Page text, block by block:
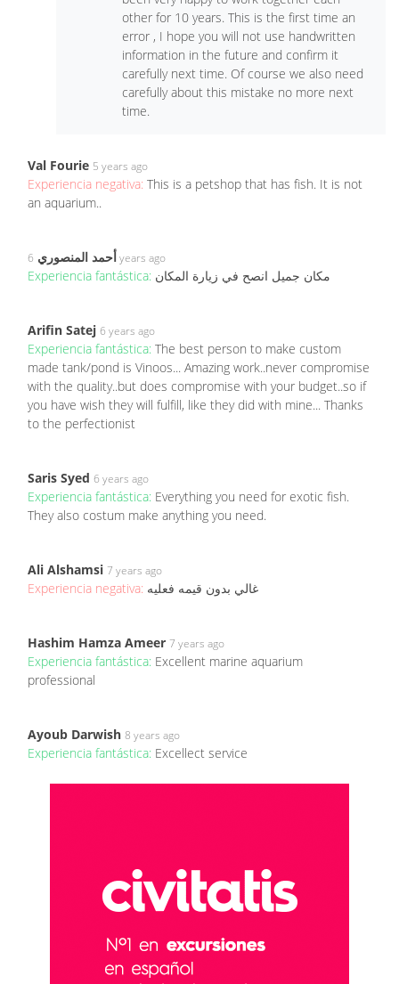
other for 10 years. This is the first time an
error , I hope you will not use handwritten
information in the future and confirm it
carefully next time. Of course we also need
carefully about this mistake no more next
time.
Val Fourie 5 years ago
Experiencia negativa: This is a petshop that has fish. It is not
an aquarium..
أحمد المنصوري6 years ago
Experiencia fantástica: مكان جميل انصح في زيارة المكان
Arifin Satej 6 years ago
Experiencia fantástica: The best person to make custom
made tank/pond is Vinoos... Amazing work..never compromise
with the quality..but does compromise with your budget..so if
you have wish they will fulfill, like they did with mine... Thanks
to the perfectionist
Saris Syed 6 years ago
Experiencia fantástica: Everything you need for exotic fish.
They also costum make anything you need.
Ali Alshamsi 7 years ago
Experiencia negativa: غالي بدون قيمه فعليه
Hashim Hamza Ameer 7 years ago
Experiencia fantástica: Excellent marine aquarium
professional
Ayoub Darwish 8 years ago
Experiencia fantástica: Excellect service